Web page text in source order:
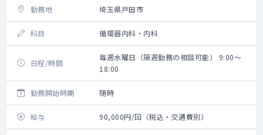
勤務地 埼玉県戸田市
科目 循環器内科・内科
日程/時間
毎週水曜日（隔週勤務の相談可能） 9:00～
18:00
勤務開始時期 随時
給与 90,000円/回（税込・交通費別）